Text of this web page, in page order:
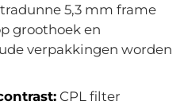
5,3 mm frame
groothoek en
verpakkingen worden
CPL filter